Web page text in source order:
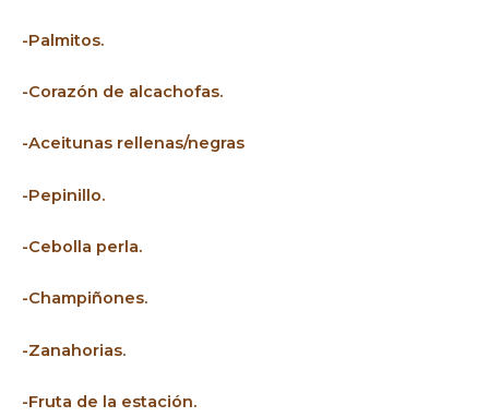
-Palmitos.
-Corazón de alcachofas.
-Aceitunas rellenas/negras
-Pepinillo.
-Cebolla perla.
-Champiñones.
-Zanahorias.
-Fruta de la estación.